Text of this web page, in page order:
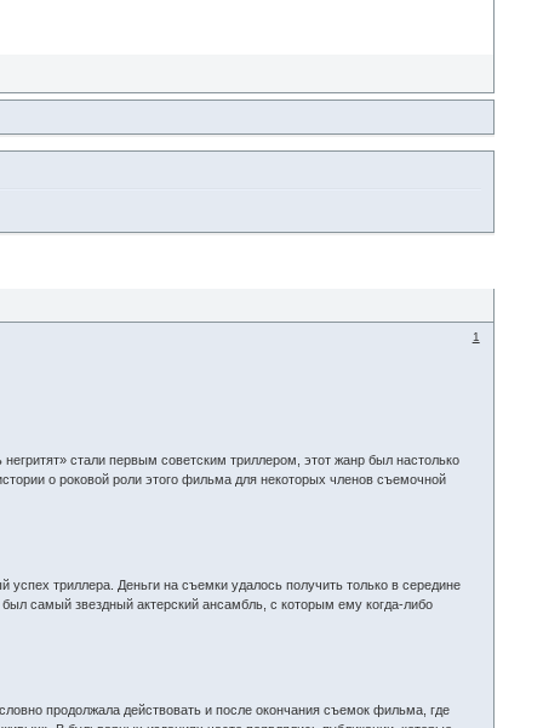
1
стали первым советским триллером, этот жанр был настолько
о роковой роли этого фильма для некоторых членов съемочной
триллера. Деньги на съемки удалось получить только в середине
самый звездный актерский ансамбль, с которым ему когда-либо
продолжала действовать и после окончания съемок фильма, где